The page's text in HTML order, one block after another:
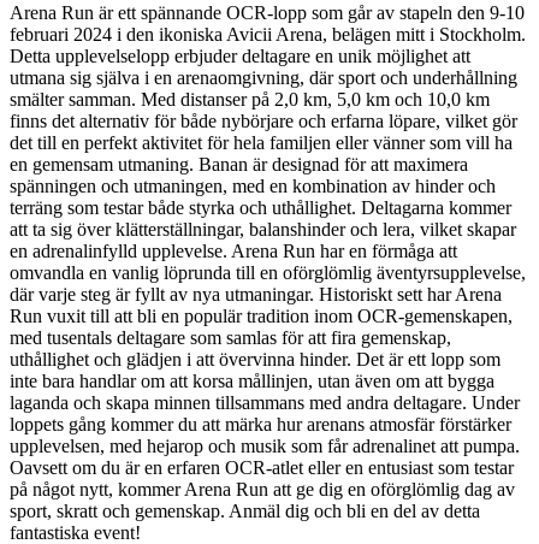
Arena Run är ett spännande OCR-lopp som går av stapeln den 9-10
februari 2024 i den ikoniska Avicii Arena, belägen mitt i Stockholm.
Detta upplevelselopp erbjuder deltagare en unik möjlighet att
utmana sig själva i en arenaomgivning, där sport och underhållning
smälter samman. Med distanser på 2,0 km, 5,0 km och 10,0 km
finns det alternativ för både nybörjare och erfarna löpare, vilket gör
det till en perfekt aktivitet för hela familjen eller vänner som vill ha
en gemensam utmaning. Banan är designad för att maximera
spänningen och utmaningen, med en kombination av hinder och
terräng som testar både styrka och uthållighet. Deltagarna kommer
att ta sig över klätterställningar, balanshinder och lera, vilket skapar
en adrenalinfylld upplevelse. Arena Run har en förmåga att
omvandla en vanlig löprunda till en oförglömlig äventyrsupplevelse,
där varje steg är fyllt av nya utmaningar. Historiskt sett har Arena
Run vuxit till att bli en populär tradition inom OCR-gemenskapen,
med tusentals deltagare som samlas för att fira gemenskap,
uthållighet och glädjen i att övervinna hinder. Det är ett lopp som
inte bara handlar om att korsa mållinjen, utan även om att bygga
laganda och skapa minnen tillsammans med andra deltagare. Under
loppets gång kommer du att märka hur arenans atmosfär förstärker
upplevelsen, med hejarop och musik som får adrenalinet att pumpa.
Oavsett om du är en erfaren OCR-atlet eller en entusiast som testar
på något nytt, kommer Arena Run att ge dig en oförglömlig dag av
sport, skratt och gemenskap. Anmäl dig och bli en del av detta
fantastiska event!